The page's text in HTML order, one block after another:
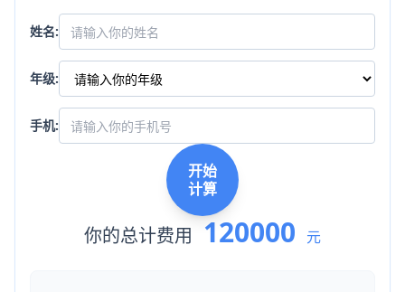
姓名:
年级:
手机:
开始
计算
你的总计费用 120000 元